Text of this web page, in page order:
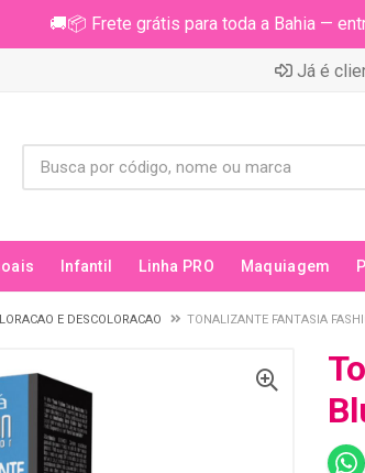
🚚📦 Frete grátis para toda a Bahia —
Já é
Infantil Linha PRO Maquiagem
E DESCOLORACAO TONALIZANTE FANTASIA